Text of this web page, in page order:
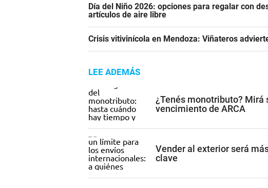
Día del Niño 2026: opciones para regalar con
artículos de aire libre
Crisis vitivinícola en Mendoza: Viñateros
LEE ADEMÁS
¿Tenés monotributo? Mirá
vencimiento de ARCA
Vender al exterior será
clave